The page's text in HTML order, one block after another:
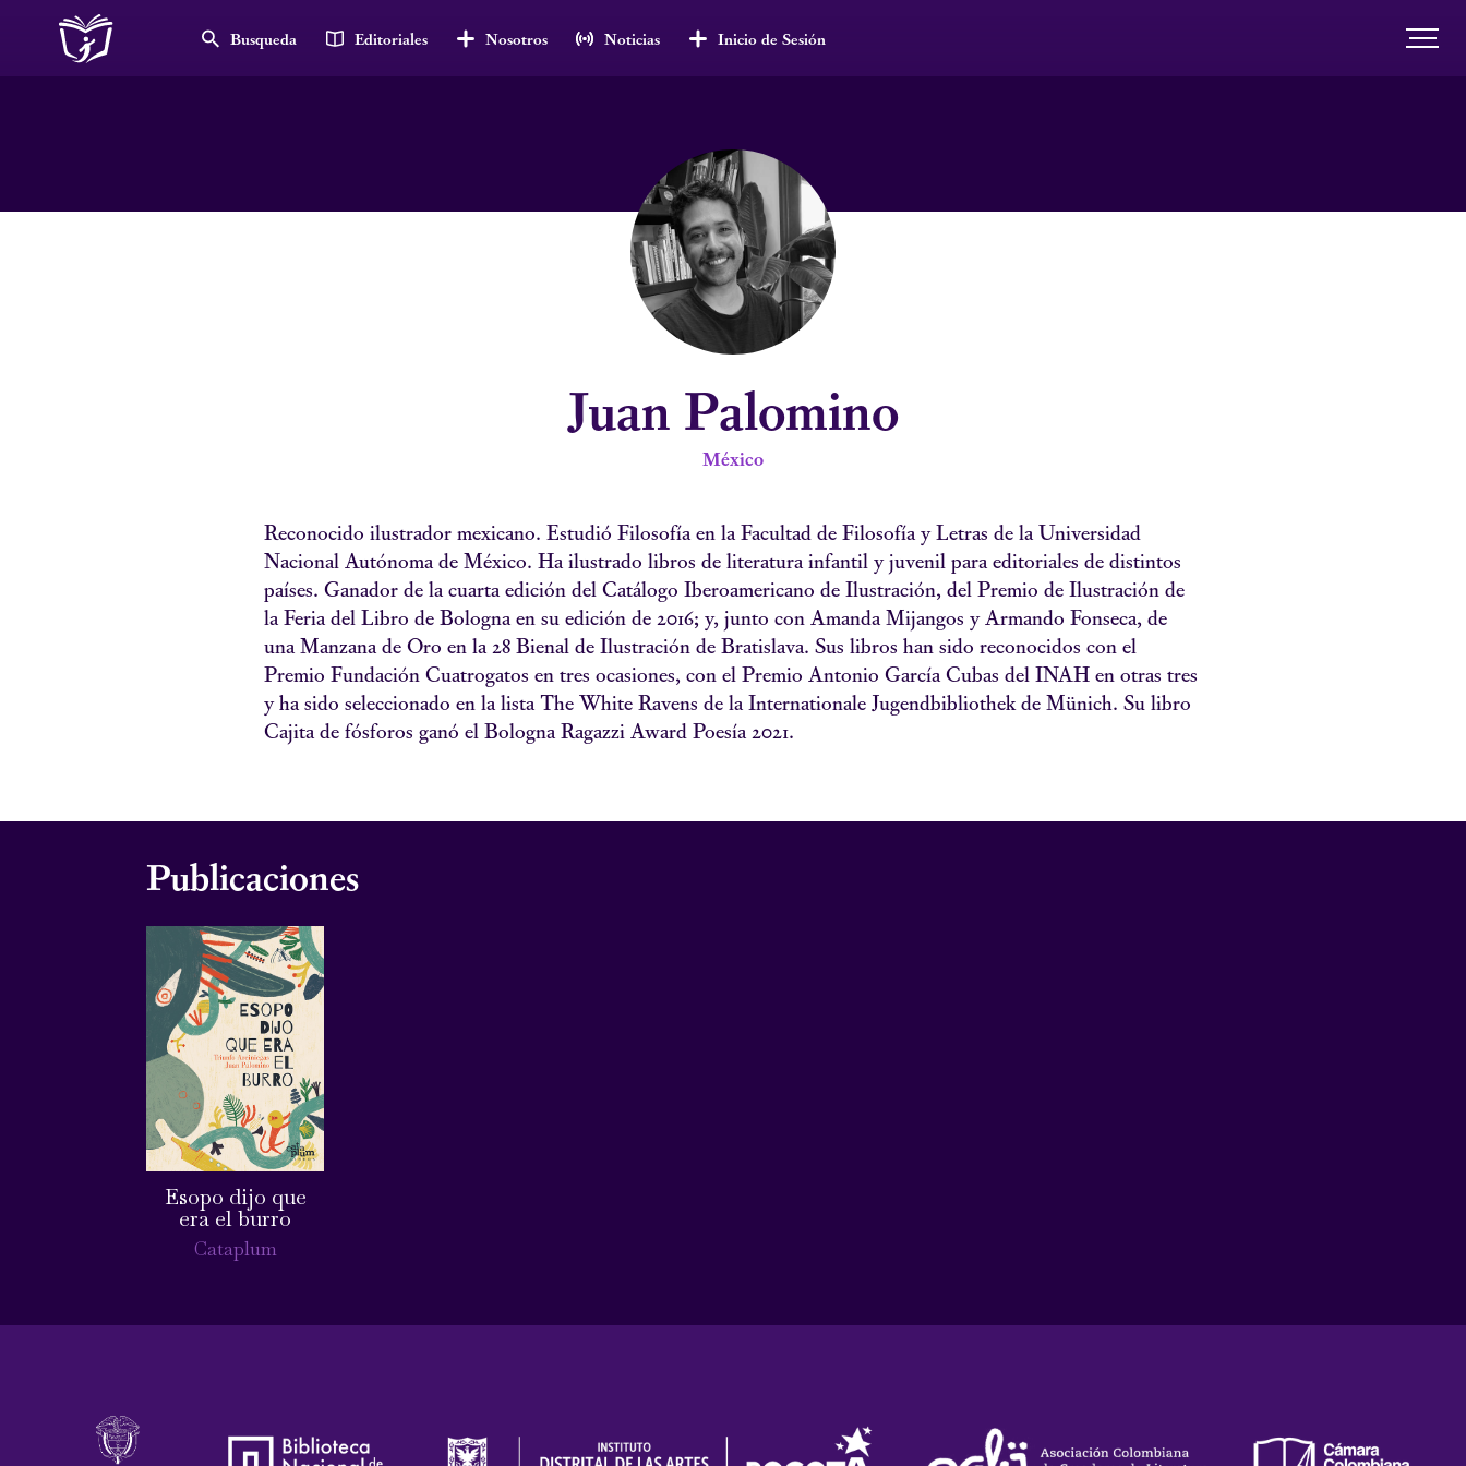
Busqueda Editoriales Nosotros Noticias Inicio de Sesión
Juan Palomino
México
Reconocido ilustrador mexicano. Estudió Filosofía en la Facultad de Filosofía y Letras de la Universidad
Nacional Autónoma de México. Ha ilustrado libros de literatura infantil y juvenil para editoriales de distintos
países. Ganador de la cuarta edición del Catálogo Iberoamericano de Ilustración, del Premio de Ilustración de
la Feria del Libro de Bologna en su edición de 2016; y, junto con Amanda Mijangos y Armando Fonseca, de
una Manzana de Oro en la 28 Bienal de Ilustración de Bratislava. Sus libros han sido reconocidos con el
Premio Fundación Cuatrogatos en tres ocasiones, con el Premio Antonio García Cubas del INAH en otras tres
y ha sido seleccionado en la lista The White Ravens de la Internationale Jugendbibliothek de Münich. Su libro
Cajita de fósforos ganó el Bologna Ragazzi Award Poesía 2021.
Publicaciones
Esopo dijo que
era el burro
Cataplum